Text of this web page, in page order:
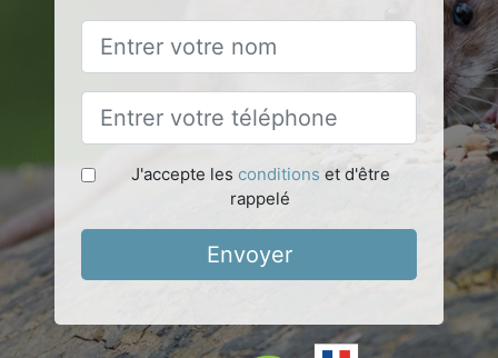
J'accepte les conditions et d'être
rappelé
Envoyer